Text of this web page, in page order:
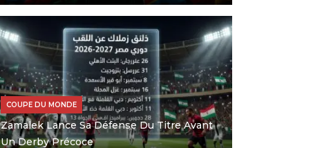
COUPE DU MONDE
Zamalek Lance Sa Défense Du Titre Avant
Un Derby Précoce